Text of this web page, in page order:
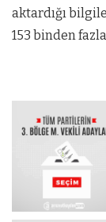
aktardığı
153 binden